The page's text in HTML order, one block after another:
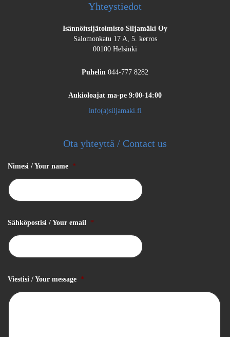
Yhteystiedot
Isännöitsijätoimisto Siljamäki Oy
Salomonkatu 17 A, 5. kerros
00100 Helsinki
Puhelin 044-777 8282
Aukioloajat ma-pe 9:00-14:00
info(a)siljamaki.fi
Ota yhteyttä / Contact us
Nimesi / Your name *
Sähköpostisi / Your email *
Viestisi / Your message *